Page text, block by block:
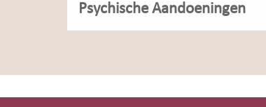
Psychische Aandoeningen
footer